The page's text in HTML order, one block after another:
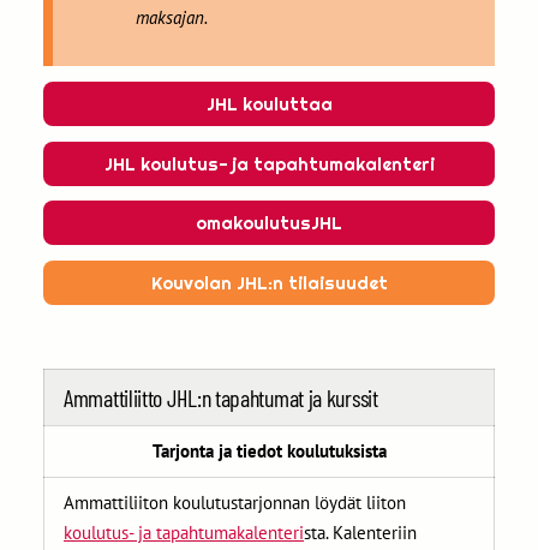
maksajan.
JHL kouluttaa
JHL koulutus- ja tapahtumakalenteri
omakoulutusJHL
Kouvolan JHL:n tilaisuudet
Ammattiliitto JHL:n tapahtumat ja kurssit
Tarjonta ja tiedot koulutuksista
Ammattiliiton koulutustarjonnan löydät liiton
koulutus- ja tapahtumakalenterista. Kalenteriin